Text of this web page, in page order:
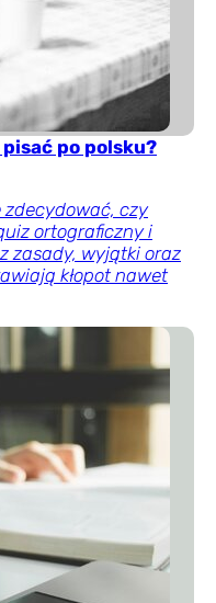
po polsku?
zdecydować, czy
ortograficzny i
zasady, wyjątki oraz
kłopot nawet